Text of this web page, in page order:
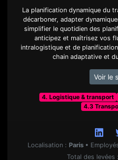
La planification dynamique du
décarboner, adapter
simplifier le quotidien des
anticipez et maîtrisez vos
intralogistique et de
chain adaptative et
Voir le
4. Logistique & transport
4.3
Localisation : Paris •
Total des levées :